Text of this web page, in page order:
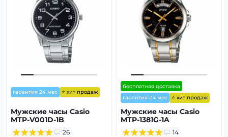
гарантия 24 мес ⭐ хит продаж
Мужские часы Casio
MTP-V001D-1B
26
бесплатная доставка
гарантия 24 мес
⭐ хит продаж
Мужские часы Casio
MTP-1381G-1A
14